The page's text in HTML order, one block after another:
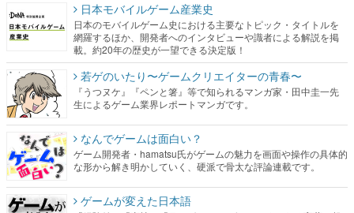
日本モバイルゲーム産業史
日本のモバイルゲーム史における主要なトピック・タイトルを
網羅するほか、開発者へのインタビューや識者による解説を掲
載。約20年の歴史が一望できる決定版！
若ゲのいたり〜ゲームクリエイターの青春〜
『うつヌケ』『ペンと箸』等で知られるマンガ家・田中圭一先
生によるゲーム業界レポートマンガです。
なんでゲームは面白い？
ゲーム開発者・hamatsu氏がゲームの魅力を画面や操作の具体的
な形から解き明かしていく、硬派で骨太な評論連載です。
ゲームが変えた日本語